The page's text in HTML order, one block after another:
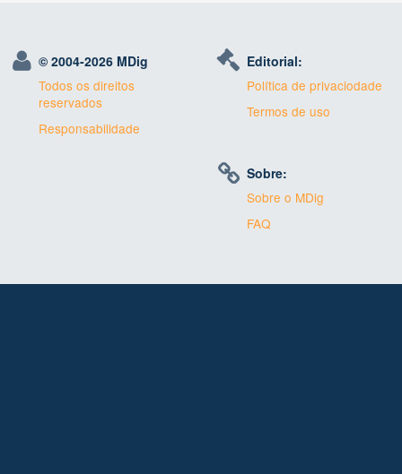
© 2004-2026 MDig
Todos os direitos
reservados
Responsabilidade
Editorial:
Política de privaciodade
Termos de uso
Sobre:
Sobre o MDig
FAQ